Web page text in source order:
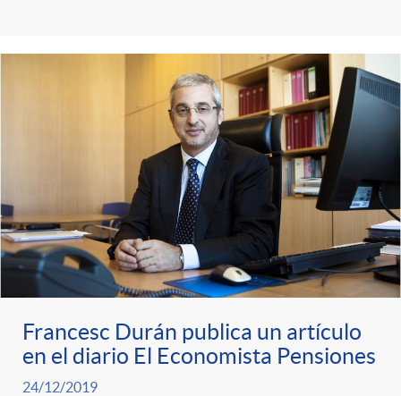
r
C
a
t
e
i
o
s
Francesc Durán publica un artículo
en el diario El Economista Pensiones
24/12/2019